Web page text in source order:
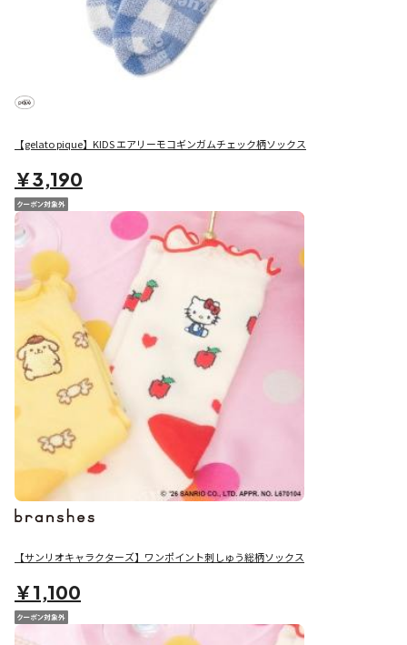
【gelato pique】KIDS エアリーモコギンガムチェック柄ソックス
￥3,190
【サンリオキャラクターズ】ワンポイント刺しゅう総柄ソックス
￥1,100